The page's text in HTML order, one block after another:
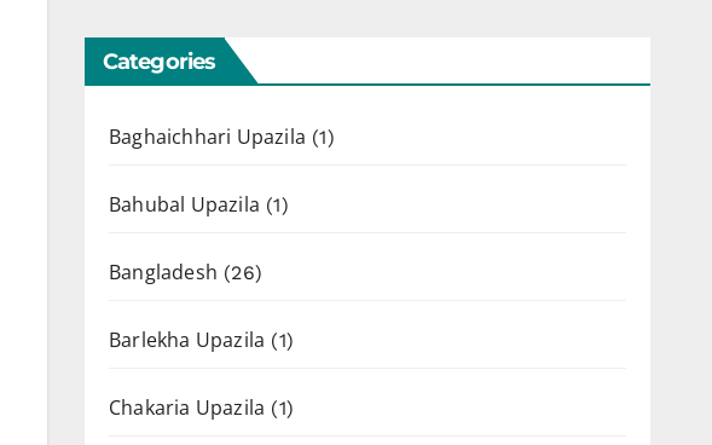
Categories
Baghaichhari Upazila (1)
Bahubal Upazila (1)
Bangladesh (26)
Barlekha Upazila (1)
Chakaria Upazila (1)